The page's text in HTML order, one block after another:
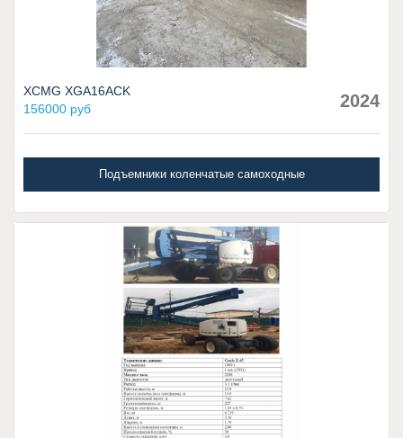
XCMG XGA16ACK
156000 руб
2024
Подъемники коленчатые самоходные